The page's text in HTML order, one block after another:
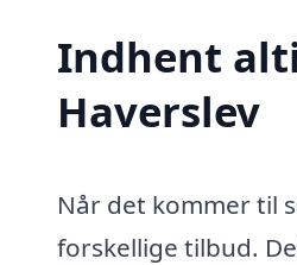
Indhent
Haverslev
Når det kommer til
forskellige tilbud.